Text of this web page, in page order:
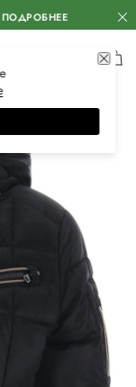
ПОДРОБНЕЕ
Пуховики